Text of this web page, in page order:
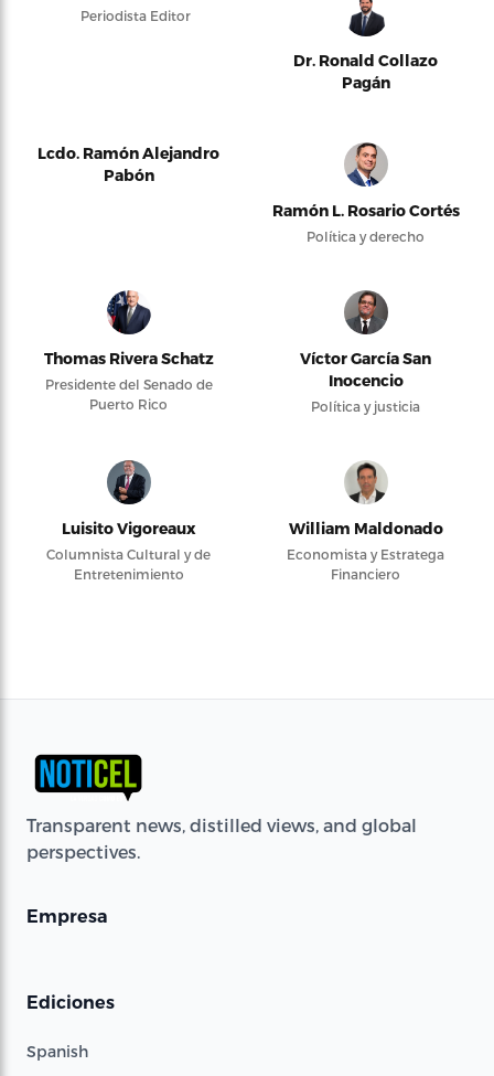
Periodista Editor
Dr. Ronald Collazo
Pagán
Lcdo. Ramón Alejandro
Pabón
Ramón L. Rosario Cortés
Política y derecho
Thomas Rivera Schatz
Presidente del Senado de
Puerto Rico
Víctor García San
Inocencio
Política y justicia
Luisito Vigoreaux
Columnista Cultural y de
Entretenimiento
William Maldonado
Economista y Estratega
Financiero
Transparent news, distilled views, and global
perspectives.
Empresa
Ediciones
Spanish